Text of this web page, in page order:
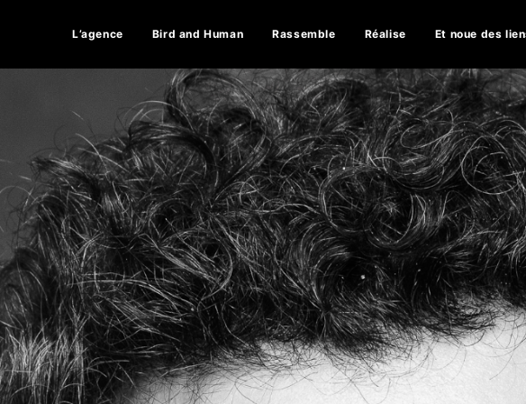
L’agence Bird and Human Rassemble Réalise Et noue des